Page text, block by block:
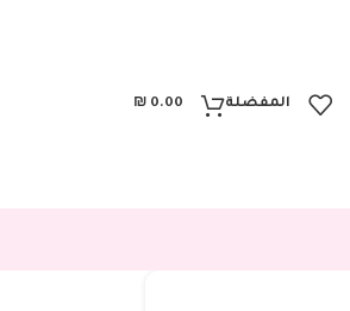
المفضلة ₪ 0.00